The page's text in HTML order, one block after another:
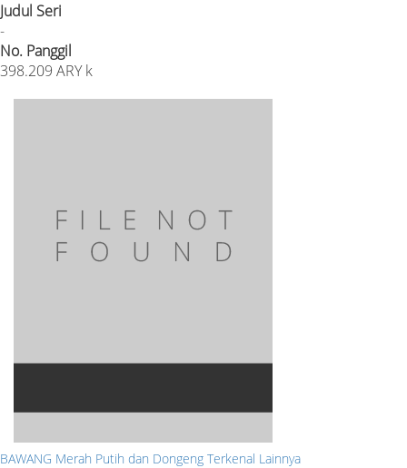
Judul Seri
-
No. Panggil
398.209 ARY k
BAWANG Merah Putih dan Dongeng Terkenal Lainnya